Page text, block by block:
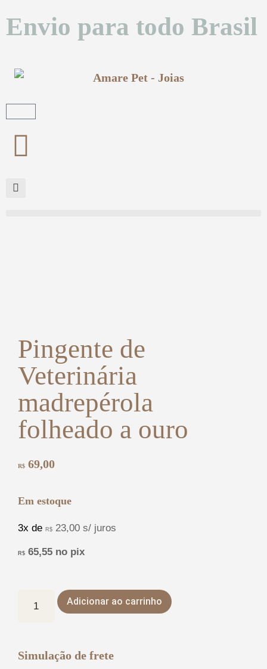
Envio para todo Brasil
Pingente de
Veterinária
madrepérola
folheado a ouro
R$ 69,00
Em estoque
3x de R$ 23,00 s/ juros
R$ 65,55 no pix
Adicionar ao carrinho
Simulação de frete